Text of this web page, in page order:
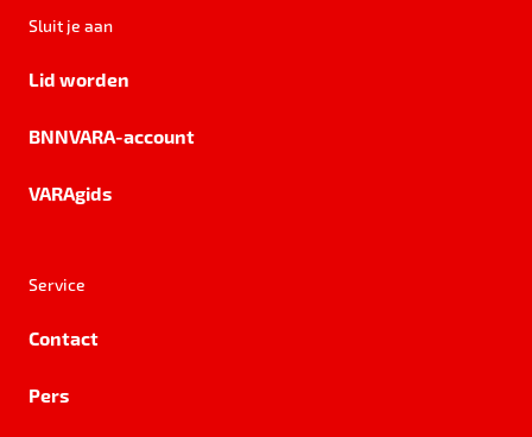
Sluit je aan
Lid worden
BNNVARA-account
VARAgids
Service
Contact
Pers